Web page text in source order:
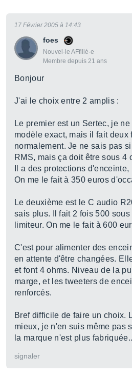
foes
Nouvel·le AFfilié·e
Membre depuis 21 ans
17 Février 2005 à 14:43
Bonjour
J'ai le choix entre 2 amplis :
Le premier est un Sertec, je
modèle exact, mais il fait deux
normalement. Je ne sais pas
RMS, mais ça doit être sous 4
Il a des protections
On me le fait à 350 euros
Le deuxième est le C audio
sais plus. Il fait 2 fois 500 sous
limiteur. On me le fait à 600
C'est pour alimenter des
en attente d'être changées.
et font 4 ohms. Niveau de la
marge, et les tweeters de
renforcés.
Bref difficile de faire un choix.
mieux, je n'en suis même pas
la marque n'est plus
signaler